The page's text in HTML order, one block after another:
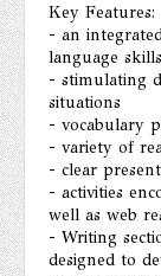
Key Features:
- an
language skills
- stimulating
situations
- vocabulary
- variety of
- clear
- activities
well as web
- Writing
designed to